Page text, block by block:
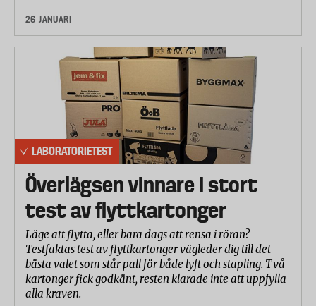
26 JANUARI
LABORATORIETEST
Överlägsen vinnare i stort
test av flyttkartonger
Läge att flytta, eller bara dags att rensa i röran?
Testfaktas test av flyttkartonger vägleder dig till det
bästa valet som står pall för både lyft och stapling. Två
kartonger fick godkänt, resten klarade inte att uppfylla
alla kraven.